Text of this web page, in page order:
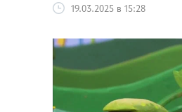
19.03.2025 в 15:28